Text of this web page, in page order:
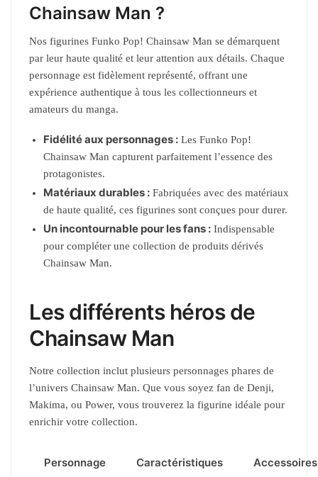
Chainsaw Man ?
Nos figurines Funko Pop! Chainsaw Man se démarquent
par leur haute qualité et leur attention aux détails. Chaque
personnage est fidèlement représenté, offrant une
expérience authentique à tous les collectionneurs et
amateurs du manga.
Fidélité aux personnages : Les Funko Pop!
Chainsaw Man capturent parfaitement l’essence des
protagonistes.
Matériaux durables : Fabriquées avec des matériaux
de haute qualité, ces figurines sont conçues pour durer.
Un incontournable pour les fans : Indispensable
pour compléter une collection de produits dérivés
Chainsaw Man.
Les différents héros de
Chainsaw Man
Notre collection inclut plusieurs personnages phares de
l’univers Chainsaw Man. Que vous soyez fan de Denji,
Makima, ou Power, vous trouverez la figurine idéale pour
enrichir votre collection.
Personnage Caractéristiques Accessoires